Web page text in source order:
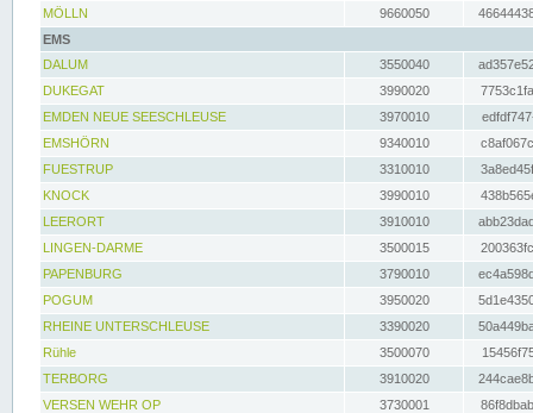
MÖLLN
9660050
EMS
DALUM
3550040
DUKEGAT
3990020
EMDEN NEUE SEESCHLEUSE
3970010
EMSHÖRN
9340010
FUESTRUP
3310010
KNOCK
3990010
LEERORT
3910010
LINGEN-DARME
3500015
PAPENBURG
3790010
POGUM
3950020
RHEINE UNTERSCHLEUSE
3390020
Rühle
3500070
TERBORG
3910020
VERSEN WEHR OP
3730001